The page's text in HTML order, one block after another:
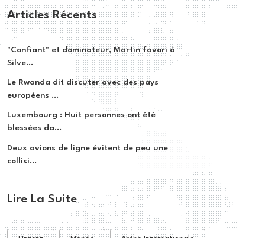
Articles Récents
"Confiant" et dominateur, Martin favori à
Silve...
Le Rwanda dit discuter avec des pays
européens ...
Luxembourg : Huit personnes ont été
blessées da...
Deux avions de ligne évitent de peu une
collisi...
Lire La Suite